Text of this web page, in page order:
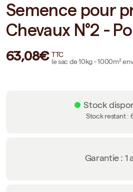
Semence pour
Chevaux N°2 -
63,08€ TTC
le sac de 10kg - 1000m²
Stock
Stock restant :
Garantie : 1